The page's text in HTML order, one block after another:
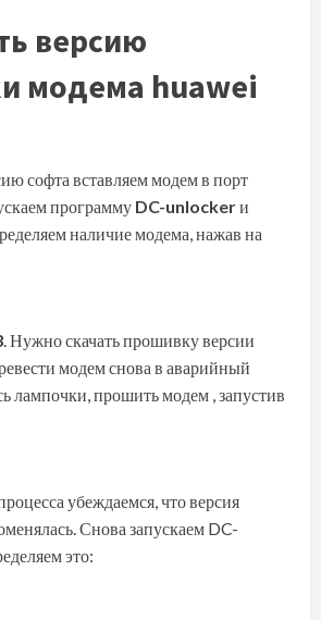
версию
модема huawei
софта вставляем модем в порт
программу DC-unlockerи
наличие модема, нажав на
. Нужно скачать прошивку версии
модем снова в аварийный
лампочки, прошить модем , запустив
убеждаемся, что версия
Снова запускаем DC-
это: